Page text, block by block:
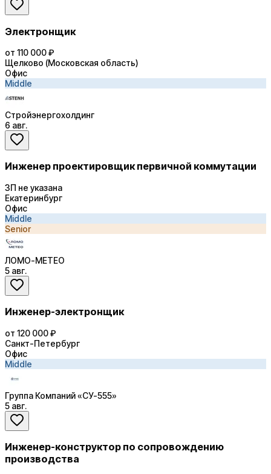
Электронщик
от 110 000 ₽
Щелково (Московская область)
Офис
Middle
Стройэнергохолдинг
6 авг.
Инженер проектировщик первичной коммутации
ЗП не указана
Екатеринбург
Офис
Middle
Senior
ЛОМО-МЕТЕО
5 авг.
Инженер-электронщик
от 120 000 ₽
Санкт-Петербург
Офис
Middle
Группа Компаний «СУ-555»
5 авг.
Инженер-конструктор по сопровождению
производства